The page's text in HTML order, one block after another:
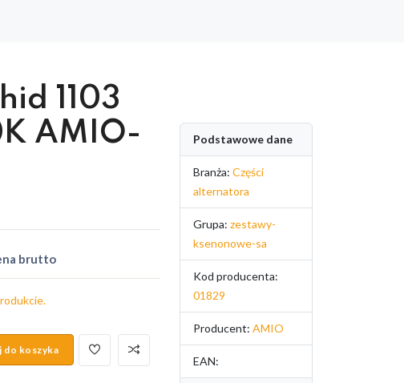
1103
AMIO-
brutto
do koszyka
Podstawowe dane
Branża: Części
alternatora
Grupa: zestawy-
ksenonowe-sa
Kod producenta:
01829
Producent: AMIO
EAN: